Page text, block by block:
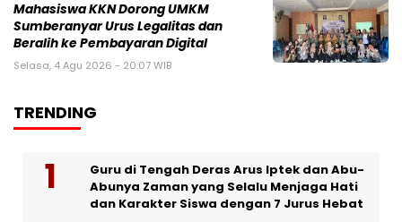
Mahasiswa KKN Dorong UMKM
Sumberanyar Urus Legalitas dan
Beralih ke Pembayaran Digital
Selasa, 4 Agu 2026 - 20:07 WIB
TRENDING
Guru di Tengah Deras Arus Iptek dan Abu-
Abunya Zaman yang Selalu Menjaga Hati
dan Karakter Siswa dengan 7 Jurus Hebat